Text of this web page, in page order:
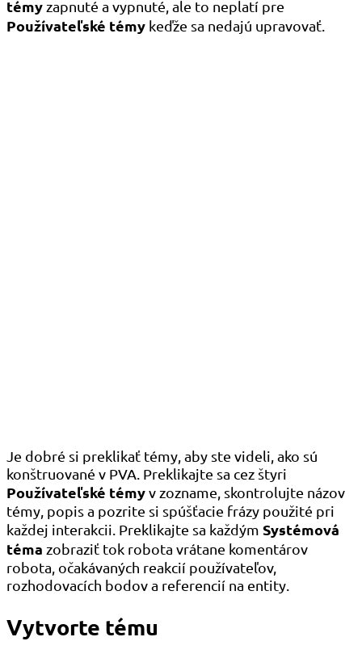
témyzapnuté a vypnuté, ale to neplatí pre
Používateľské témy keďže sa nedajú upravovať.
Je dobré si preklikať témy, aby ste videli, ako sú
konštruované v PVA. Preklikajte sa cez štyri
Používateľské témyv zozname, skontrolujte názov
témy, popis a pozrite si spúšťacie frázy použité pri
každej interakcii. Preklikajte sa každým Systémová
téma zobraziť tok robota vrátane komentárov
robota, očakávaných reakcií používateľov,
rozhodovacích bodov a referencií na entity.
Vytvorte tému